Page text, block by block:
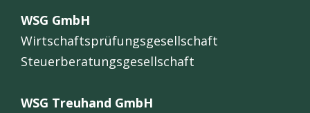
WSG GmbH
Wirtschaftsprüfungsgesellschaft
Steuerberatungsgesellschaft
WSG Treuhand GmbH